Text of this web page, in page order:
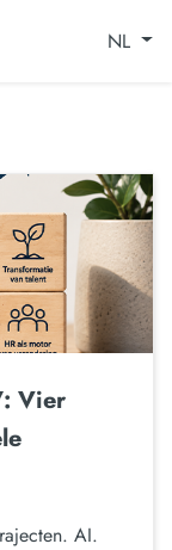
NL
Vier
AI.